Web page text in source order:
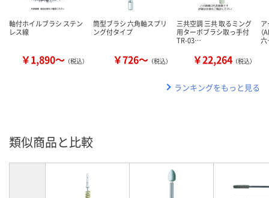
軸付ホイルブラシ ステン
レス線
￥1,890～ （税込）
筒型ブラシ 六角軸スプリ
ング付タイプ
￥726～ （税込）
三共空調 三共 取るミング
用ターボブラシ取っ手付
TR-03…
￥22,264 （税込）
（
ランキングをもっと見る
類似商品と比較